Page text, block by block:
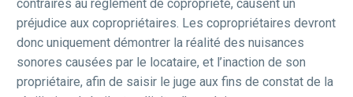
contraires au règlement de copropriété, causent un
préjudice aux copropriétaires. Les copropriétaires devront
donc uniquement démontrer la réalité des nuisances
sonores causées par le locataire, et l’inaction de son
propriétaire, afin de saisir le juge aux fins de constat de la